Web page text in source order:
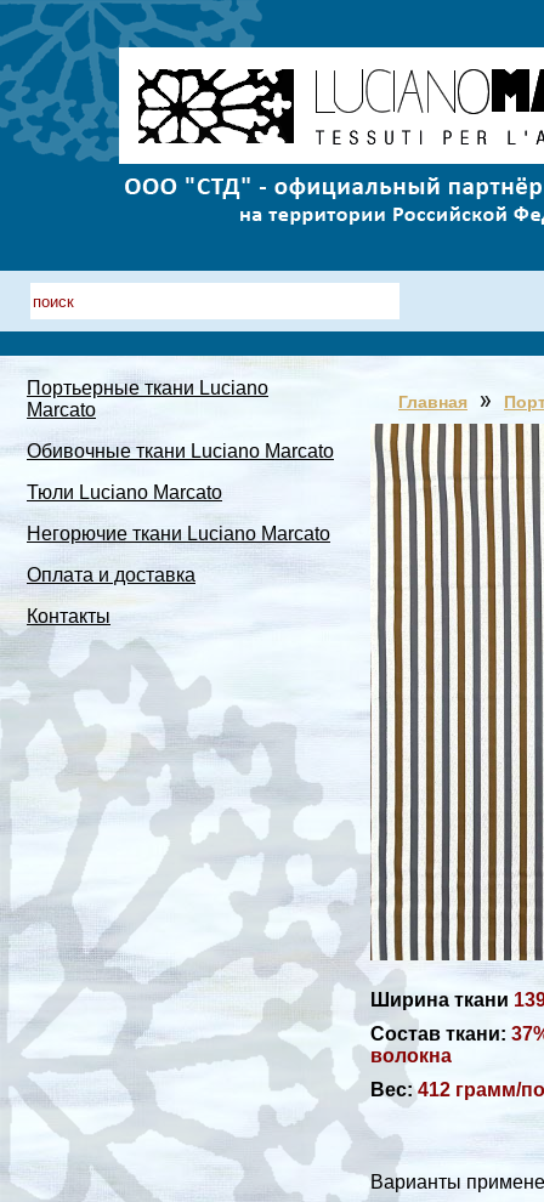
Портьерные ткани Luciano
Marcato
Обивочные ткани Luciano Marcato
Тюли Luciano Marcato
Негорючие ткани Luciano Marcato
Оплата и доставка
Контакты
Главная
Ширина ткани
Состав ткани:
волокна
Вес:412 грамм/
Варианты